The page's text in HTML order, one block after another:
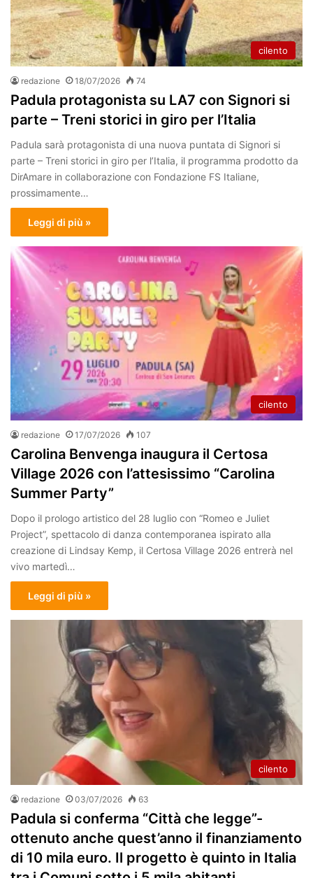
cilento
redazione 18/07/2026 74
Padula protagonista su LA7 con Signori si
parte – Treni storici in giro per l’Italia
Padula sarà protagonista di una nuova puntata di Signori si
parte – Treni storici in giro per l’Italia, il programma prodotto da
DirAmare in collaborazione con Fondazione FS Italiane,
prossimamente…
Leggi di più »
cilento
redazione 17/07/2026 107
Carolina Benvenga inaugura il Certosa
Village 2026 con l’attesissimo “Carolina
Summer Party”
Dopo il prologo artistico del 28 luglio con “Romeo e Juliet
Project”, spettacolo di danza contemporanea ispirato alla
creazione di Lindsay Kemp, il Certosa Village 2026 entrerà nel
vivo martedì…
Leggi di più »
cilento
redazione 03/07/2026 63
Padula si conferma “Città che legge”-
ottenuto anche quest’anno il finanziamento
di 10 mila euro. Il progetto è quinto in Italia